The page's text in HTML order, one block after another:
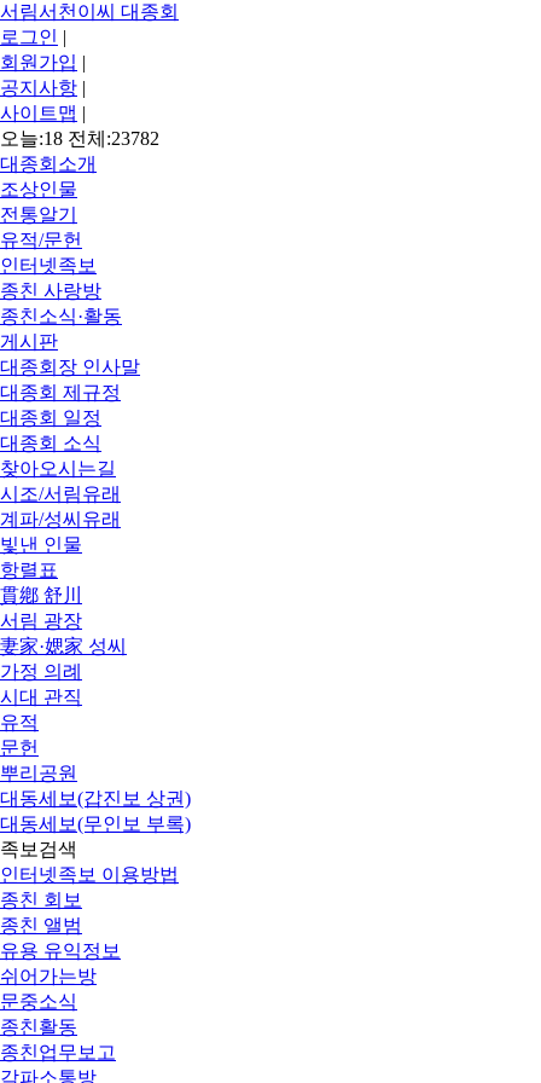
서림서천이씨 대종회
로그인 |
회원가입 |
공지사항 |
사이트맵 |
오늘:18 전체:23782
대종회소개
조상인물
전통알기
유적/문헌
인터넷족보
종친 사랑방
종친소식·활동
게시판
대종회장 인사말
대종회 제규정
대종회 일정
대종회 소식
찾아오시는길
시조/서림유래
계파/성씨유래
빛낸 인물
항렬표
貫鄕 舒川
서림 광장
妻家·媤家 성씨
가정 의례
시대 관직
유적
문헌
뿌리공원
대동세보(갑진보 상권)
대동세보(무인보 부록)
족보검색
인터넷족보 이용방법
종친 회보
종친 앨범
유용 유익정보
쉬어가는방
문중소식
종친활동
종친업무보고
각파소통방